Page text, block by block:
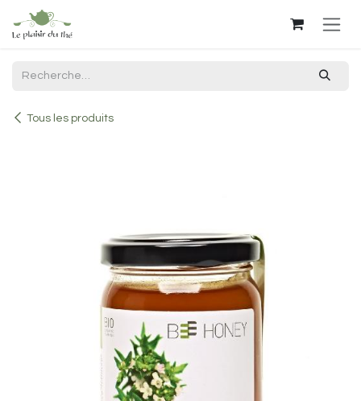
Se rendre au contenu
Tous les produits